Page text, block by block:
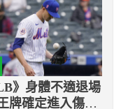
》身體不適退場
牌確定進入傷兵